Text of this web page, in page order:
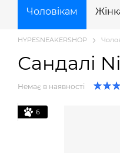
Чоловікам
HYPESNEAKERSHOP
Сандалі
Немає в наявності
6